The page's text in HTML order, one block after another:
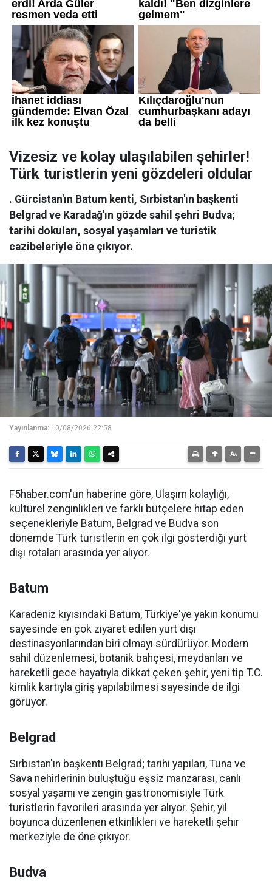
Vizesiz ve kolay ulaşılabilen şehirler!
Türk turistlerin yeni gözdeleri oldular
. Gürcistan'ın Batum kenti, Sırbistan'ın başkenti
Belgrad ve Karadağ'ın gözde sahil şehri Budva;
tarihi dokuları, sosyal yaşamları ve turistik
cazibeleriyle öne çıkıyor.
Yayınlanma: 10/08/2026 22:58
F5haber.com'un haberine göre, Ulaşım kolaylığı,
kültürel zenginlikleri ve farklı bütçelere hitap eden
seçenekleriyle Batum, Belgrad ve Budva son
dönemde Türk turistlerin en çok ilgi gösterdiği yurt
dışı rotaları arasında yer alıyor.
Batum
Karadeniz kıyısındaki Batum, Türkiye'ye yakın konumu
sayesinde en çok ziyaret edilen yurt dışı
destinasyonlarından biri olmayı sürdürüyor. Modern
sahil düzenlemesi, botanik bahçesi, meydanları ve
hareketli gece hayatıyla dikkat çeken şehir, yeni tip T.C.
kimlik kartıyla giriş yapılabilmesi sayesinde de ilgi
görüyor.
Belgrad
Sırbistan'ın başkenti Belgrad; tarihi yapıları, Tuna ve
Sava nehirlerinin buluştuğu eşsiz manzarası, canlı
sosyal yaşamı ve zengin gastronomisiyle Türk
turistlerin favorileri arasında yer alıyor. Şehir, yıl
boyunca düzenlenen etkinlikleri ve hareketli şehir
merkeziyle de öne çıkıyor.
Budva